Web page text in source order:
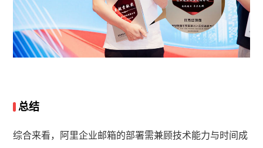
总结
综合来看，阿里企业邮箱的部署需兼顾技术能力与时间成